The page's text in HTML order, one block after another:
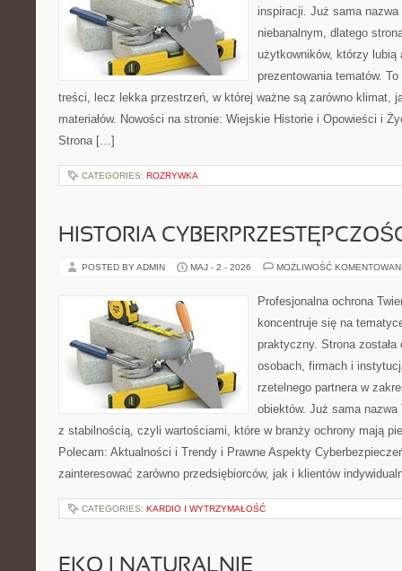
inspiracji. Już sama
niebanalnym, dlatego
użytkowników, którzy lubią
prezentowania tematów.
treści, lecz lekka przestrzeń, w której ważne są zarówno klimat,
materiałów. Nowości na stronie: Wiejskie Historie i Opowieści i
Strona […]
CATEGORIES: ROZRYWKA
HISTORIA
POSTED BY ADMIN MAJ - 2 - 2026 MOŻLIWOŚĆ
Profesjonalna ochrona
koncentruje się na
praktyczny. Strona
osobach, firmach i
rzetelnego partnera w
obiektów. Już sama nazwa
z stabilnością, czyli wartościami, które w branży ochrony mają
Polecam: Aktualności i Trendy i Prawne Aspekty
zainteresować zarówno przedsiębiorców, jak i klientów
CATEGORIES: KARDIO I WYTRZYMAŁOŚĆ
EKO I NATURALNIE